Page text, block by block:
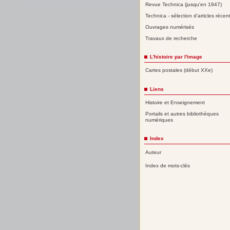
Revue Technica (jusqu'en 1947)
Technica - sélection d'articles
Ouvrages numérisés
Travaux de recherche
L'histoire par l'image
Cartes postales (début XXe)
Liens
Histoire et Enseignement
Portails et autres bibliothèques
numériques
Index
Auteur
Index de mots-clés